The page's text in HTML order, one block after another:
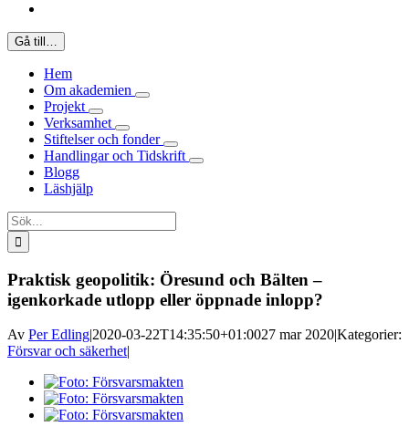
Gå till…
Hem
Om akademien
Projekt
Verksamhet
Stiftelser och fonder
Handlingar och Tidskrift
Blogg
Läshjälp
Sök
efter:
Praktisk geopolitik: Öresund och Bälten –
igenkorkade utlopp eller öppnade inlopp?
Av Per Edling|2020-03-22T14:35:50+01:0027 mar 2020|Kategorier:
Försvar och säkerhet|
Visa
större
bild